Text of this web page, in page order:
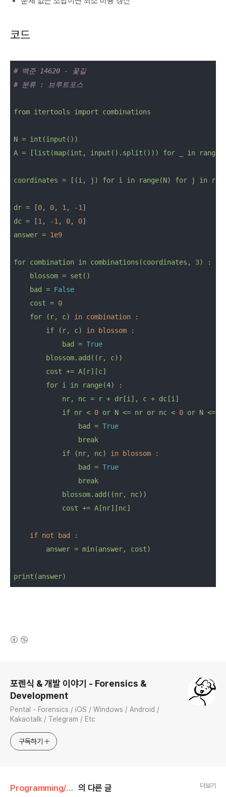
코드
# 백준 14620 - 꽃길
# 분류 : 브루트포스
from itertools import combinations
N = int(input())
A = [list(map(int , input().split())) for in
coordinates = [ (i , j) for i in range(N) for j in
dr = [0, 0, 1 , -1
dc = [1 , -1 , 0, 0
answer = 1e9
for combination in combinations(coordinates, 3)
:
blossom = set()
bad
= False
cost = 0
for
(r, c)
in combination :
if
(r, c)
in blossom :
bad
= True
blossom.add((r,
c))
cost += A[r][c]
for i in range(4)
:
nr,
nc = r + dr[i], c + dc[i]
if nr < 0 or N <= nr or nc < 0 or N <=
bad
= True
break
if
(nr, nc)
in blossom :
bad
= True
break
blossom.add((nr,
nc))
cost += A[nr][nc]
if not bad :
answer = min(answer, cost)
print(answer)
포렌식 & 개발 이야기 - Forensics &
Development
Pental - Forensics / iOS / Windows / Android /
Kakaotalk / Telegram / Etc
구독하기
Programming/백준 의 다른 글 더보기